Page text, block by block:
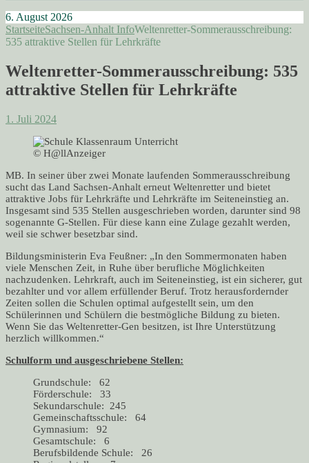
6. August 2026
StartseiteSachsen-Anhalt InfoWeltenretter-Sommerausschreibung:
535 attraktive Stellen für Lehrkräfte
Weltenretter-Sommerausschreibung: 535
attraktive Stellen für Lehrkräfte
1. Juli 2024
© H@llAnzeiger
MB. In seiner über zwei Monate laufenden Sommerausschreibung
sucht das Land Sachsen-Anhalt erneut Weltenretter und bietet
attraktive Jobs für Lehrkräfte und Lehrkräfte im Seiteneinstieg an.
Insgesamt sind 535 Stellen ausgeschrieben worden, darunter sind 98
sogenannte G-Stellen. Für diese kann eine Zulage gezahlt werden,
weil sie schwer besetzbar sind.
Bildungsministerin Eva Feußner: „In den Sommermonaten haben
viele Menschen Zeit, in Ruhe über berufliche Möglichkeiten
nachzudenken. Lehrkraft, auch im Seiteneinstieg, ist ein sicherer, gut
bezahlter und vor allem erfüllender Beruf. Trotz herausfordernder
Zeiten sollen die Schulen optimal aufgestellt sein, um den
Schülerinnen und Schülern die bestmögliche Bildung zu bieten.
Wenn Sie das Weltenretter-Gen besitzen, ist Ihre Unterstützung
herzlich willkommen.“
Schulform und ausgeschriebene Stellen:
Grundschule: 62
Förderschule: 33
Sekundarschule: 245
Gemeinschaftsschule: 64
Gymnasium: 92
Gesamtschule: 6
Berufsbildende Schule: 26